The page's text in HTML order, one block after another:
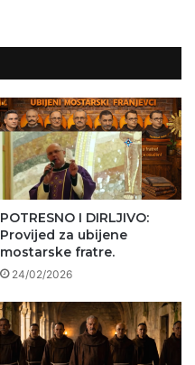
POTRESNO I DIRLJIVO:
Provijed za ubijene
mostarske fratre.
24/02/2026